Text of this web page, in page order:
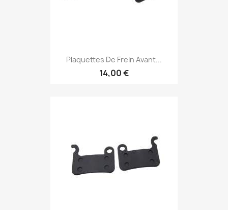
Plaquettes De Frein Avant...
14,00 €